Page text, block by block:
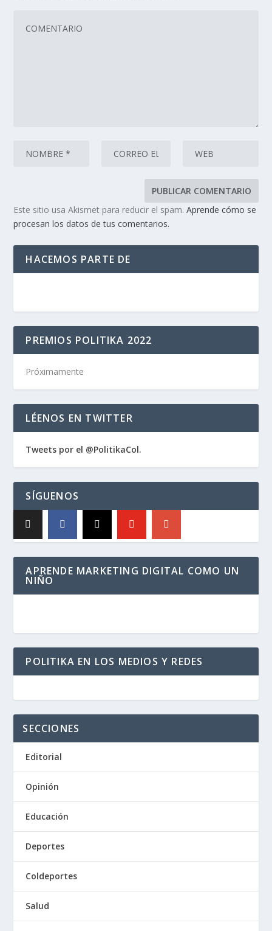
Este sitio usa Akismet para reducir el spam.Aprende cómo se
procesan los datos de tus comentarios.
HACEMOS PARTE DE
PREMIOS POLITIKA 2022
Próximamente
LÉENOS EN TWITTER
Tweets por el @PolitikaCol.
SÍGUENOS
APRENDE MARKETING DIGITAL COMO UN
NIÑO
POLITIKA EN LOS MEDIOS Y REDES
SECCIONES
Editorial
Opinión
Educación
Deportes
Coldeportes
Salud